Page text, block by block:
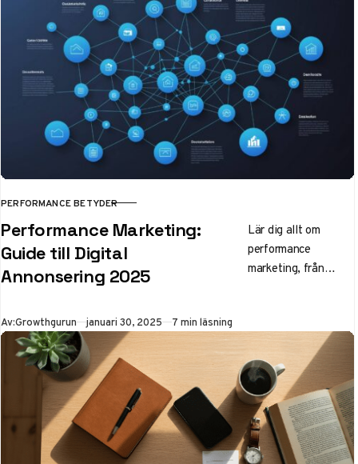
egentligen
”performance”?
Performance i
näringslivet
Performance
marketing –
prestationsbaserad
…
KATEGORI
PERFORMANCE BETYDER
Performance Marketing:
Guide till Digital
Annonsering 2025
Lär dig allt om
performance
marketing, från
komplett guide för
digital
marknadsföring och
annonsering 2025.
Av:Growthgurun Publicerad
januari 30, 2025 7 min läsning